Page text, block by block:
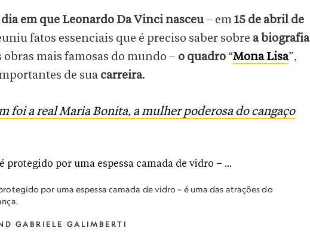
em que Leonardo Da Vinci nasceu– em15 de abril de
fatos essenciais que é preciso saber sobre a biografia
mais famosas do mundo – o quadro “Mona Lisa”,
de sua carreira.
foi a real Maria Bonita, a mulher poderosa do cangaço
por uma espessa camada de vidro – é uma das atrações do
GABRIELE GALIMBERTI